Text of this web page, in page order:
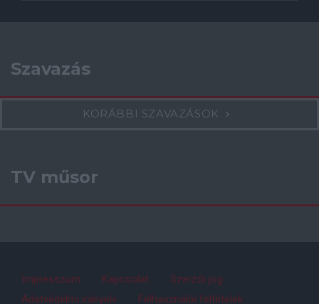
Szavazás
KORÁBBI SZAVAZÁSOK
TV műsor
Impresszum Kapcsolat
Szerzői jog
Adatvédelmi irányelv
Felhasználói feltételek